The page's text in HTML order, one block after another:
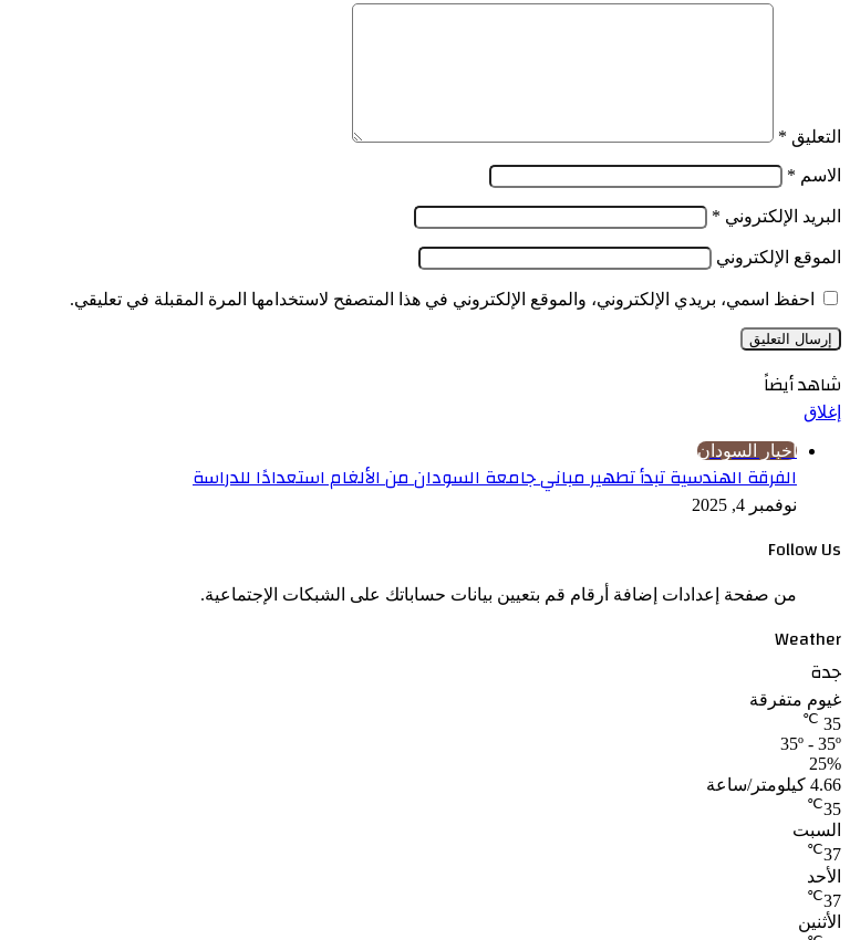
التعليق *
الاسم *
البريد الإلكتروني *
الموقع الإلكتروني
احفظ اسمي، بريدي الإلكتروني، والموقع الإلكتروني في هذا المتصفح لاستخدامها المرة المقبلة في تعليقي.
شاهد أيضاً
إغلاق
اخبار السودان
الفرقة الهندسية تبدأ تطهير مباني جامعة السودان من الألغام استعدادًا للدراسة
نوفمبر 4, 2025
Follow Us
من صفحة إعدادات إضافة أرقام قم بتعيين بيانات حساباتك على الشبكات الإجتماعية.
Weather
جدة
غيوم متفرقة
35
℃
35º - 35º
25%
4.66 كيلومتر/ساعة
35
℃
السبت
37
℃
الأحد
37
℃
الأثنين